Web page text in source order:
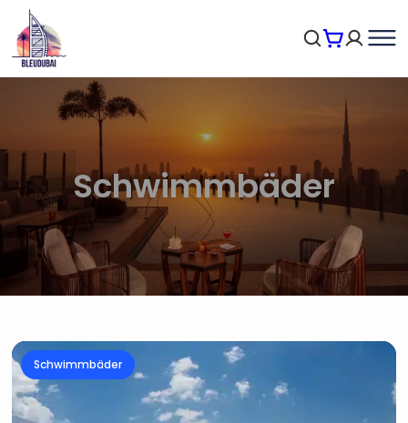
Schwimmbäder
Schwimmbäder